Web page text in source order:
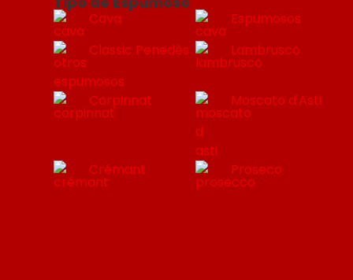
Cava
Espumosos
Classic Penedès
Lambrusco
Corpinnat Moscato d'Asti
Crémant Proseco